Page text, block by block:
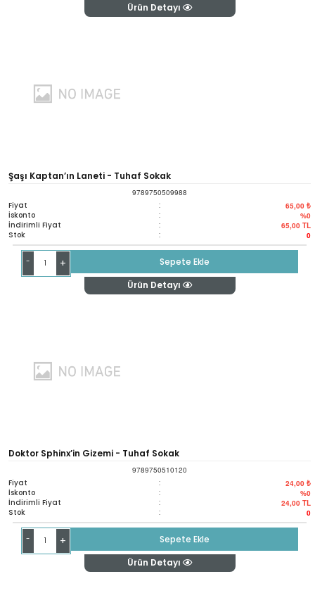
Ürün Detayı
Şaşı Kaptan’ın Laneti - Tuhaf Sokak
9789750509988
Fiyat : 65,00 ₺
İskonto : %0
İndirimli Fiyat : 65,00 TL
Stok : 0
- +
Sepete Ekle
Ürün Detayı
Doktor Sphinx’in Gizemi - Tuhaf Sokak
9789750510120
Fiyat : 24,00 ₺
İskonto : %0
İndirimli Fiyat : 24,00 TL
Stok : 0
- +
Sepete Ekle
Ürün Detayı